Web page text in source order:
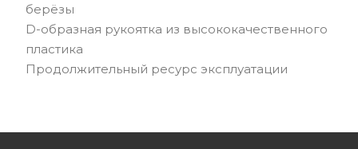
берёзы
D-образная рукоятка из высококачественного
пластика
Продолжительный ресурс эксплуатации